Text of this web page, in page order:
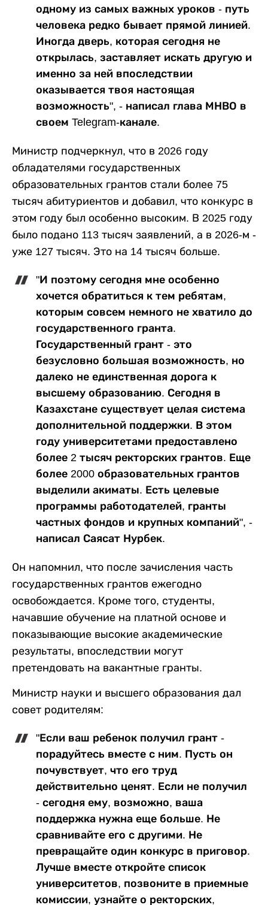
одному из самых важных уроков - путь
человека редко бывает прямой линией.
Иногда дверь, которая сегодня не
открылась, заставляет искать другую и
именно за ней впоследствии
оказывается твоя настоящая
возможность", - написал глава МНВО в
своем Telegram-канале.
Министр подчеркнул, что в 2026 году
обладателями государственных
образовательных грантов стали более 75
тысяч абитуриентов и добавил, что конкурс в
этом году был особенно высоким. В 2025 году
было подано 113 тысяч заявлений, а в 2026-м -
уже 127 тысяч. Это на 14 тысяч больше.
"И поэтому сегодня мне особенно
хочется обратиться к тем ребятам,
которым совсем немного не хватило до
государственного гранта.
Государственный грант - это
безусловно большая возможность, но
далеко не единственная дорога к
высшему образованию. Сегодня в
Казахстане существует целая система
дополнительной поддержки. В этом
году университетами предоставлено
более 2 тысяч ректорских грантов. Еще
более 2000 образовательных грантов
выделили акиматы. Есть целевые
программы работодателей, гранты
частных фондов и крупных компаний", -
написал Саясат Нурбек.
Он напомнил, что после зачисления часть
государственных грантов ежегодно
освобождается. Кроме того, студенты,
начавшие обучение на платной основе и
показывающие высокие академические
результаты, впоследствии могут
претендовать на вакантные гранты.
Министр науки и высшего образования дал
совет родителям:
"Если ваш ребенок получил грант -
порадуйтесь вместе с ним. Пусть он
почувствует, что его труд
действительно ценят. Если не получил
- сегодня ему, возможно, ваша
поддержка нужна еще больше. Не
сравнивайте его с другими. Не
превращайте один конкурс в приговор.
Лучше вместе откройте список
университетов, позвоните в приемные
комиссии, узнайте о ректорских,